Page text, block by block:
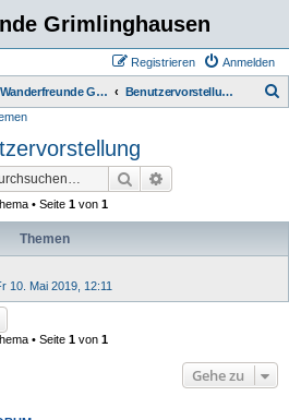
Grimlinghausen
Anmelden
Registrieren
Wanderfreunde Grimmlinghausen Benutzervorstellung
Suche
• Seite 1 von 1
Themen
10. Mai 2019, 12:11
• Seite 1 von 1
Gehe zu